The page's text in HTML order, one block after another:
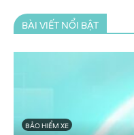
BÀI VIẾT NỔI BẬT
BẢO HIỂM XE